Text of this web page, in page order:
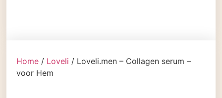
Home / Loveli / Loveli.men – Collagen serum –
voor Hem